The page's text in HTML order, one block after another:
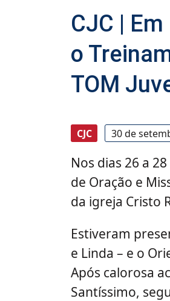
CJC |
o
TOM
CJC 30 de
Nos dias 26 a
de Oração e
da igreja Cristo
Estiveram
e Linda – e o
Após calorosa
Santíssimo,